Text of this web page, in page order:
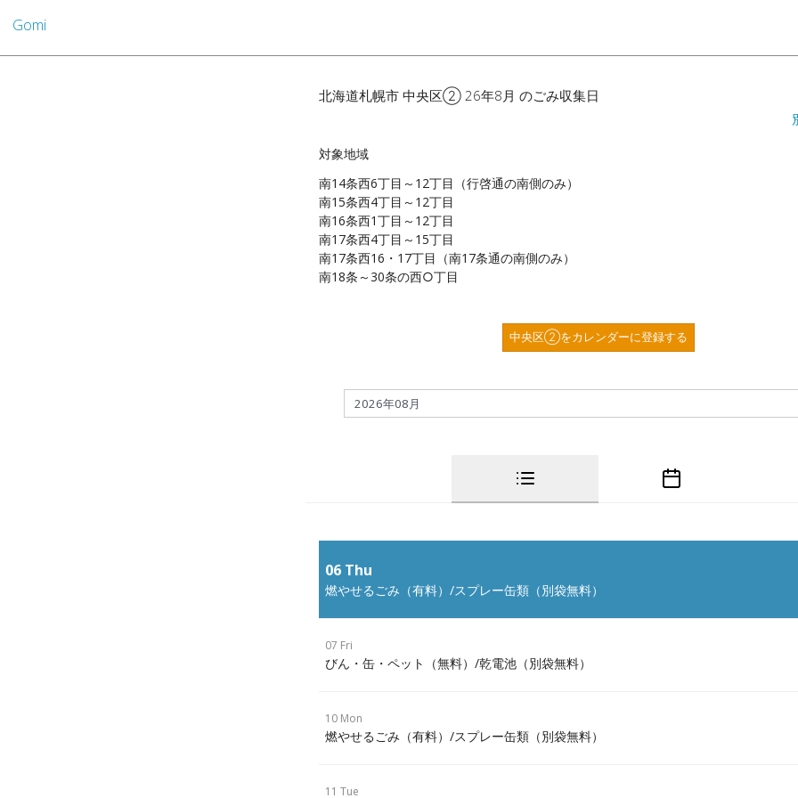
Gomi
北海道札幌市 中央区② 26年8月 のごみ収集日
対象地域
南14条西6丁目～12丁目（行啓通の南側のみ）
南15条西4丁目～12丁目
南16条西1丁目～12丁目
南17条西4丁目～15丁目
南17条西16・17丁目（南17条通の南側のみ）
南18条～30条の西○丁目
中央区②をカレンダーに登録する
06 Thu
燃やせるごみ（有料）/スプレー缶類（別袋無料）
07 Fri
びん・缶・ペット（無料）/乾電池（別袋無料）
10 Mon
燃やせるごみ（有料）/スプレー缶類（別袋無料）
11 Tue